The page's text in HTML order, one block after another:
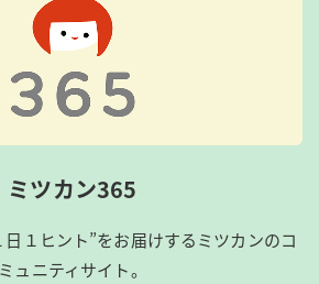
ミツカン365
１ヒント”をお届けするミツカンのコ
ミュニティサイト。